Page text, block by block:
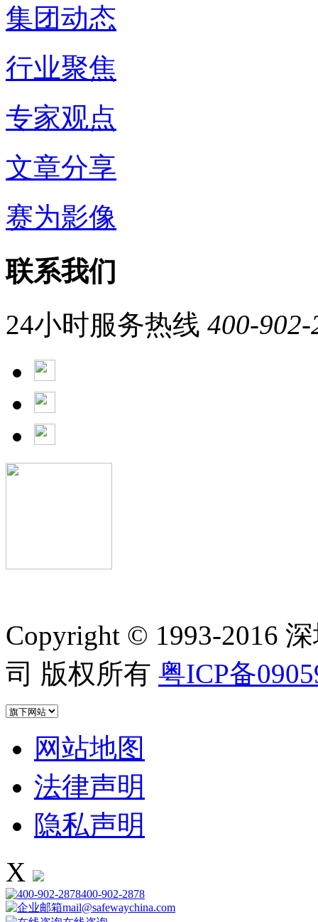
集团动态
行业聚焦
专家观点
文章分享
赛为影像
联系我们
24小时服务热线 400-902-
Copyright © 1993-2016
司 版权所有 粤ICP备
网站地图
法律声明
隐私声明
X
400-902-2878
mail@safewaychina.com